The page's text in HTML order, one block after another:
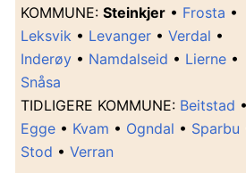
KOMMUNE: Steinkjer • Frosta •
Leksvik • Levanger • Verdal •
Inderøy • Namdalseid • Lierne •
Snåsa
TIDLIGERE KOMMUNE: Beitstad •
Egge • Kvam • Ogndal • Sparbu
Stod • Verran